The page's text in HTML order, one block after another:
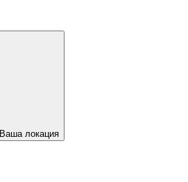
Ваша локация